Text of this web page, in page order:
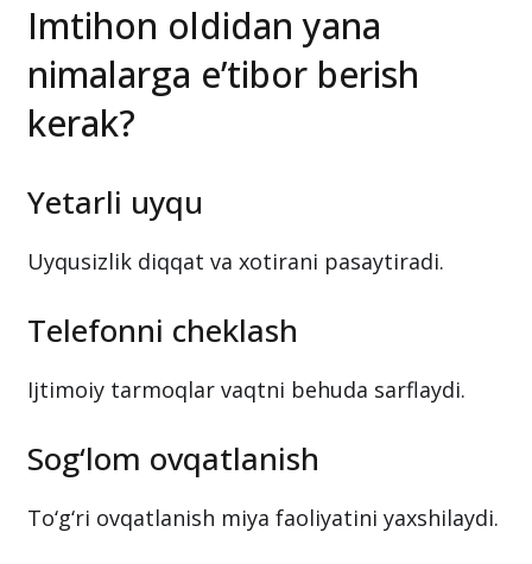
Imtihon oldidan yana
nimalarga e’tibor berish
kerak?
Yetarli uyqu
Uyqusizlik diqqat va xotirani pasaytiradi.
Telefonni cheklash
Ijtimoiy tarmoqlar vaqtni behuda sarflaydi.
Sog‘lom ovqatlanish
To‘g‘ri ovqatlanish miya faoliyatini yaxshilaydi.